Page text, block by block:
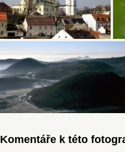
Komentáře k této